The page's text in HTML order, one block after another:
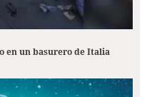
en un basurero de Italia